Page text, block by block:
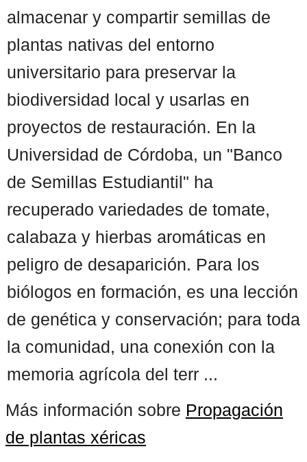
almacenar y compartir semillas de
plantas nativas del entorno
universitario para preservar la
biodiversidad local y usarlas en
proyectos de restauración. En la
Universidad de Córdoba, un "Banco
de Semillas Estudiantil" ha
recuperado variedades de tomate,
calabaza y hierbas aromáticas en
peligro de desaparición. Para los
biólogos en formación, es una lección
de genética y conservación; para toda
la comunidad, una conexión con la
memoria agrícola del terr ...
Más información sobre Propagación
de plantas xéricas